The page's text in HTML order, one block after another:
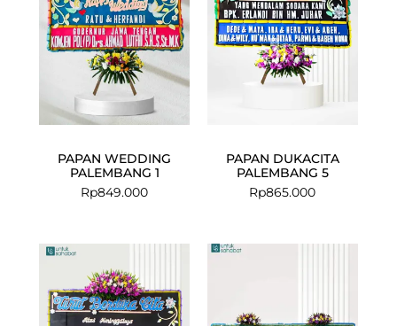
PAPAN WEDDING
PALEMBANG 1
Rp849.000
PAPAN DUKACITA
PALEMBANG 5
Rp865.000